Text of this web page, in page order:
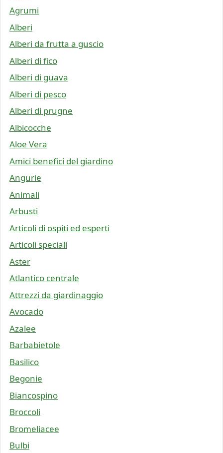
Agrumi
Alberi
Alberi da frutta a guscio
Alberi di fico
Alberi di guava
Alberi di pesco
Alberi di prugne
Albicocche
Aloe Vera
Amici benefici del giardino
Angurie
Animali
Arbusti
Articoli di ospiti ed esperti
Articoli speciali
Aster
Atlantico centrale
Attrezzi da giardinaggio
Avocado
Azalee
Barbabietole
Basilico
Begonie
Biancospino
Broccoli
Bromeliacee
Bulbi